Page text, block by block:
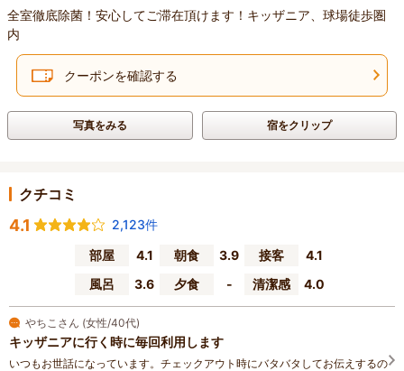
全室徹底除菌！安心してご滞在頂けます！キッザニア、球場徒歩圏
内
クーポンを確認する
写真をみる 宿をクリップ
クチコミ
4.1
2,123件
部屋
4.1 朝食 3.9 接客
4.1
風呂
3.6 夕食 - 清潔感 4.0
やちこさん (女性/40代)
キッザニアに行く時に毎回利用します
いつもお世話になっています。チェックアウト時にバタバタしてお伝えするの